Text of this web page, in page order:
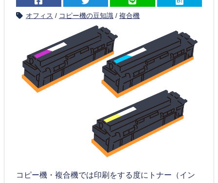
オフィス / コピー機の豆知識 / 複合機
コピー機・複合機では印刷をする度にトナー（イン